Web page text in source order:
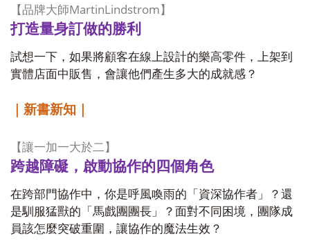
【品牌大師MartinLindstrom 】
打造量身訂做的勝利
試想一下，如果將顧客在線上設計的樂高零件，上架到
實體店面中販售，會讓他們產生多大的成就感？
｜新書新知｜
【讓一加一大於二】
跨越障礙，啟動協作的四個角色
在跨部門協作中，你是呼風喚雨的「資深協作者」？還
是馴服猛獸的「馬戲團團長」？面對不同困境，團隊成
員該怎麼突破重圍，讓協作的魔法生效？